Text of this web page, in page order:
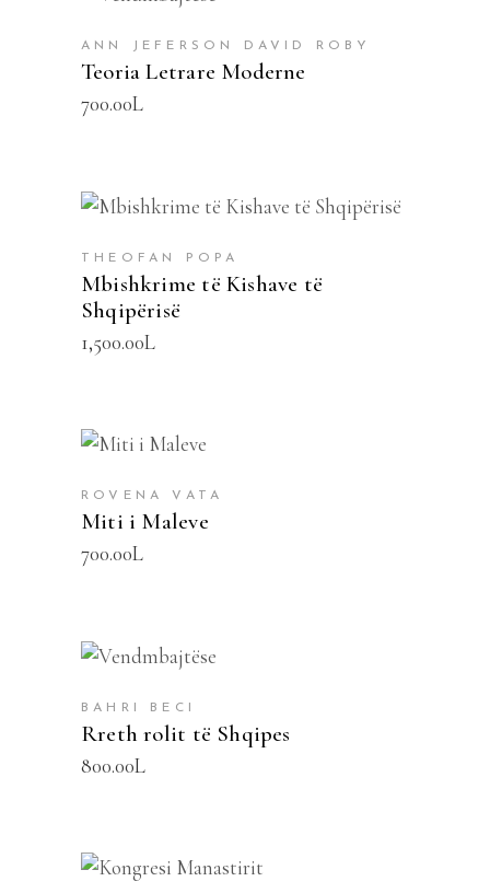
SHTOJE NË SHPORTË
ANN JEFERSON DAVID ROBY
Teoria Letrare Moderne
700.00L
SHTOJE NË SHPORTË
THEOFAN POPA
Mbishkrime të Kishave të
Shqipërisë
1,500.00L
ROVENA VATA
Miti i Maleve
700.00L
SHTOJE NË SHPORTË
BAHRI BECI
Rreth rolit të Shqipes
800.00L
SHTOJE NË SHPORTË